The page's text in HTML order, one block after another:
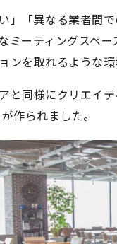
」「異なる業者間
ミーティングスペ
ンを取れるような環
と同様にクリエイ
作られました。